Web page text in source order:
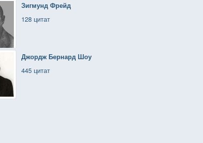
Зигмунд Фрейд
128 цитат
Джордж Бернард Шоу
445 цитат